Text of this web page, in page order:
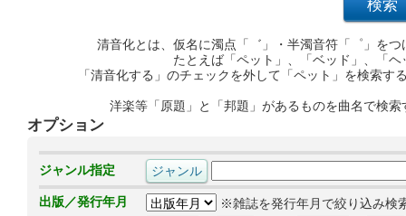
清音化とは、仮名に濁点「゛」・半濁音符「゜」を
たとえば「ペット」、「ベッド」、「
「清音化する」のチェックを外して「ペット」を検索
洋楽等「原題」と「邦題」があるものを曲名で検
オプション
ジャンル指定
出版／発行年月
※雑誌を発行年月で絞り込み検